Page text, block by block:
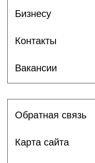
Бизнесу
Контакты
Вакансии
Обратная связь
Карта сайта